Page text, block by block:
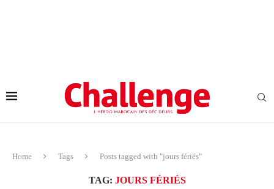
Home Tags Posts tagged with "jours fériés"
TAG: JOURS FÉRIÉS